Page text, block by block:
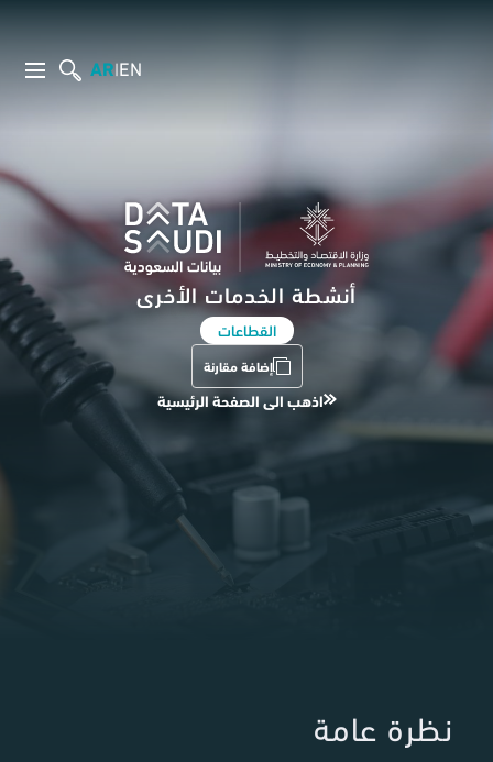
EN
|
AR
أنشطة الخدمات الأخرى
القطاعات
إضافة مقارنة
اذهب الى الصفحة الرئيسية
نظرة عامة